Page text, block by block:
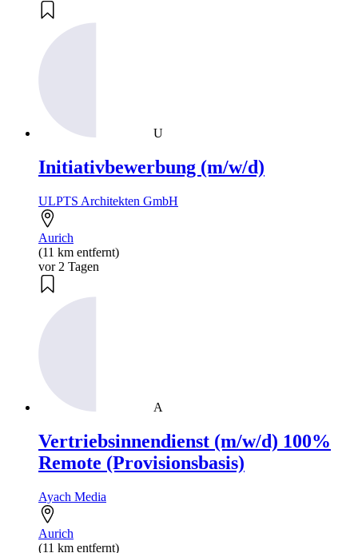
U
Initiativbewerbung (m/w/d)
ULPTS Architekten GmbH
Aurich
(11 km entfernt)
vor 2 Tagen
A
Vertriebsinnendienst (m/w/d) 100%
Remote (Provisionsbasis)
Ayach Media
Aurich
(11 km entfernt)